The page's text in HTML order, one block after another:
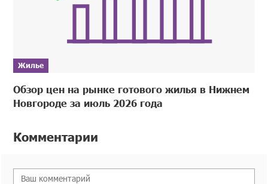
Жилье
Обзор цен на рынке готового жилья в Нижнем
Новгороде за июль 2026 года
Комментарии